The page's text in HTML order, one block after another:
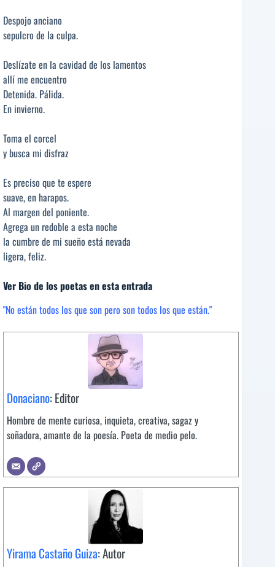
Despojo anciano
sepulcro de la culpa.
Deslízate en la cavidad de los lamentos
allí me encuentro
Detenida. Pálida.
En invierno.
Toma el corcel
y busca mi disfraz
Es preciso que te espere
suave, en harapos.
Al margen del poniente.
Agrega un redoble a esta noche
la cumbre de mi sueño está nevada
ligera, feliz.
Ver Bio de los poetas en esta entrada
"No están todos los que son pero son todos los que están."
Donaciano: Editor
Hombre de mente curiosa, inquieta, creativa, sagaz y
soñadora, amante de la poesía. Poeta de medio pelo.
Yirama Castaño Guiza: Autor